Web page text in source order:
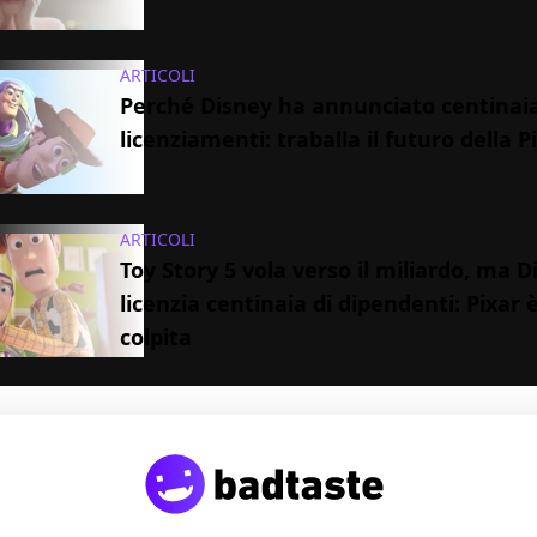
ARTICOLI
Perché Disney ha annunciato centinaia
licenziamenti: traballa il futuro della
ARTICOLI
Toy Story 5 vola verso il miliardo, ma
licenzia centinaia di dipendenti: Pixar è
colpita